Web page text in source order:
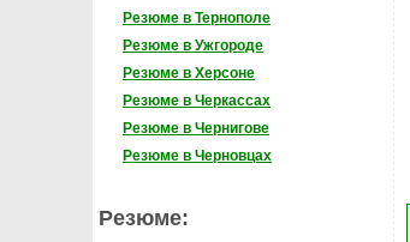
Резюме в Тернополе
Резюме в Ужгороде
Резюме в Херсоне
Резюме в Черкассах
Резюме в Чернигове
Резюме в Черновцах
Резюме: